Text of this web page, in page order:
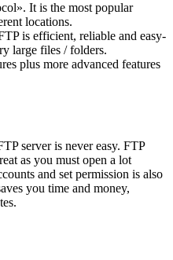
It is the most popular
locations.
is efficient, reliable and easy-
large files / folders.
plus more advanced features
server is never easy. FTP
as you must open a lot
and set permission is also
you time and money,